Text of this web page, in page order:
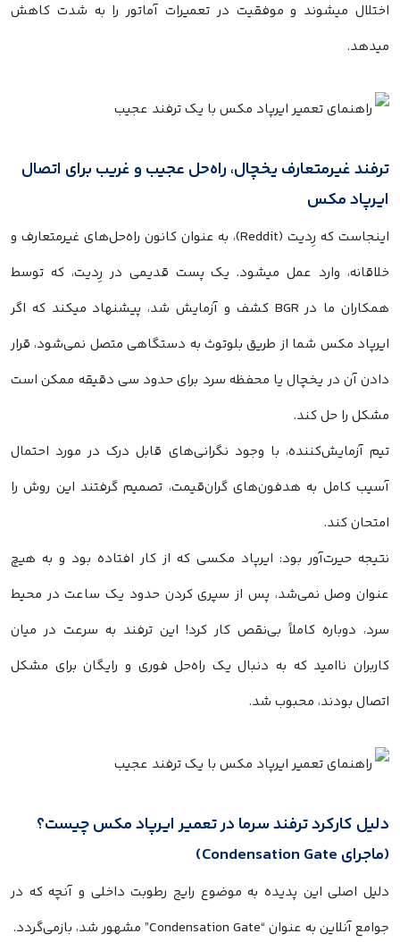
اختلال میشوند و موفقیت در تعمیرات آماتور را به شدت کاهش
میدهد.
ترفند غیرمتعارف یخچال، راه‌حل عجیب و غریب برای اتصال
ایرپاد مکس
اینجاست که رِدیت (Reddit)، به عنوان کانون راه‌حل‌های غیرمتعارف و
خلاقانه، وارد عمل میشود. یک پست قدیمی در رِدیت، که توسط
همکاران ما در BGR کشف و آزمایش شد، پیشنهاد میکند که اگر
ایرپاد مکس شما از طریق بلوتوث به دستگاهی متصل نمی‌شود، قرار
دادن آن در یخچال یا محفظه سرد برای حدود سی دقیقه ممکن است
مشکل را حل کند.
تیم آزمایش‌کننده، با وجود نگرانی‌های قابل درک در مورد احتمال
آسیب کامل به هدفون‌های گران‌قیمت، تصمیم گرفتند این روش را
امتحان کند.
نتیجه حیرت‌آور بود: ایرپاد مکسی که از کار افتاده بود و به هیچ
عنوان وصل نمی‌شد، پس از سپری کردن حدود یک ساعت در محیط
سرد، دوباره کاملاً بی‌نقص کار کرد! این ترفند به سرعت در میان
کاربران ناامید که به دنبال یک راه‌حل فوری و رایگان برای مشکل
اتصال بودند، محبوب شد.
دلیل کارکرد ترفند سرما در تعمیر ایرپاد مکس چیست؟
(ماجرای Condensation Gate)
دلیل اصلی این پدیده به موضوع رایج رطوبت داخلی و آنچه که در
جوامع آنلاین به عنوان “Condensation Gate” مشهور شد، بازمی‌گردد.